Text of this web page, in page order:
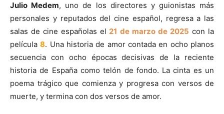
Julio Medem, uno de los directores y guionistas más
personales y reputados del cine español, regresa a las
salas de cine españolas el 21 de marzo de 2025 con la
película8. Una historia de amor contada en ocho planos
secuencia con ocho épocas decisivas de la reciente
historia de España como telón de fondo. La cinta es un
poema trágico que comienza y progresa con versos de
muerte, y termina con dos versos de amor.